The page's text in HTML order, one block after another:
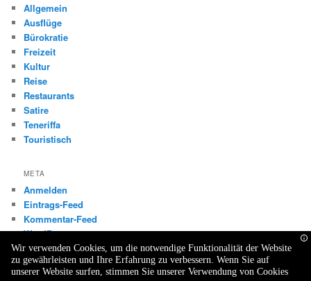
Allgemein
Ausflüge
Bürokratie
Freizeit
Kultur
Reise
Restaurants
Satire
Teneriffa
Touristisch
META
Anmelden
Eintrags-Feed
Kommentar-Feed
WordPress.org
Wir verwenden Cookies, um die notwendige Funktionalität der Website
zu gewährleisten und Ihre Erfahrung zu verbessern. Wenn Sie auf
unserer Website surfen, stimmen Sie unserer Verwendung von Cookies